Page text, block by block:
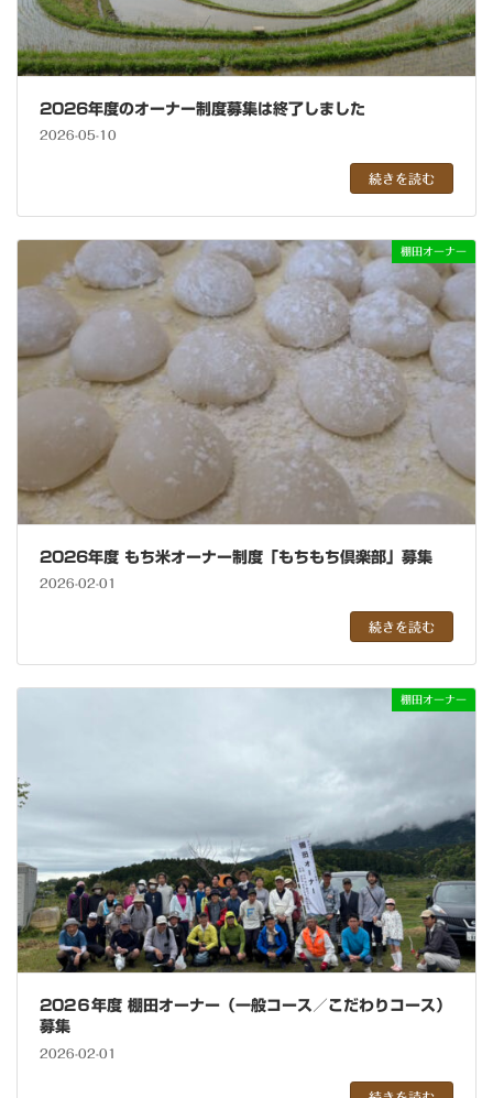
2026年度のオーナー制度募集は終了しました
2026-05-10
続きを読む
棚田オーナー
2026年度 もち⽶オーナー制度「もちもち倶楽部」募集
2026-02-01
続きを読む
棚田オーナー
202６年度 棚田オーナー（一般コース／こだわりコース）
募集
2026-02-01